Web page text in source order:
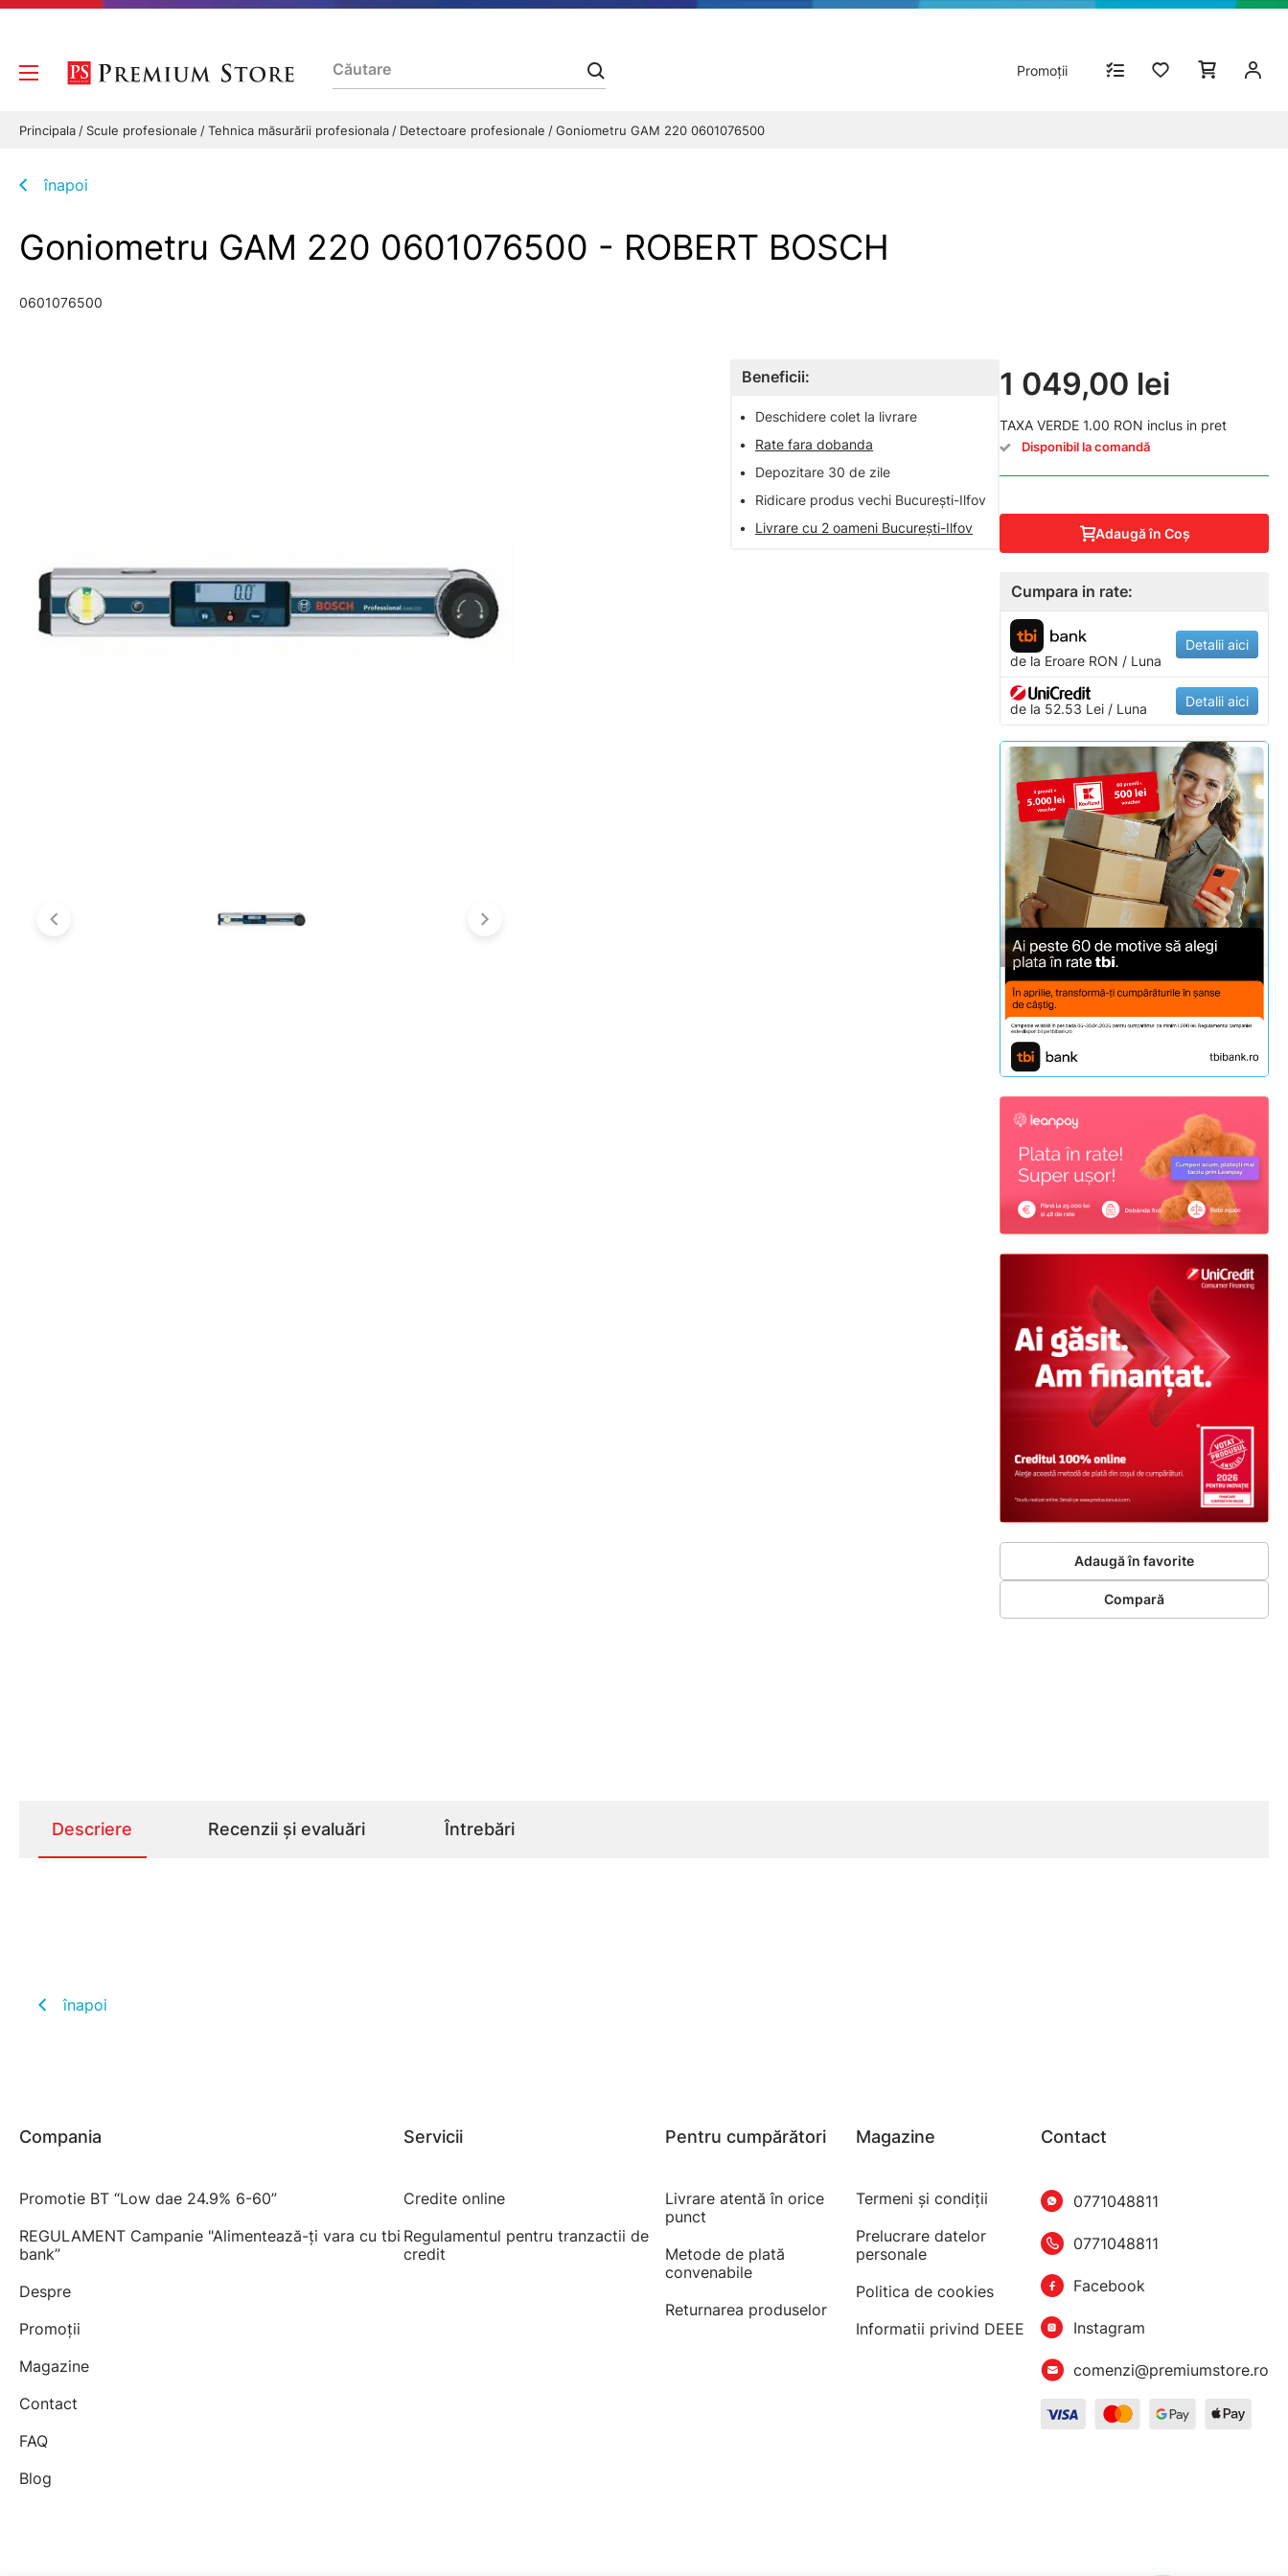
Promoții
Principala Scule profesionale Tehnica măsurării profesionala Detectoare profesionale Goniometru GAM 220 0601076500
înapoi
Goniometru GAM 220 0601076500 - ROBERT BOSCH
0601076500
Beneficii:
•
Deschidere colet la livrare
•
Rate fara dobanda
•
Depozitare 30 de zile
•
Ridicare produs vechi București-Ilfov
•
Livrare cu 2 oameni București-Ilfov
1 049,00 lei
TAXA VERDE 1.00 RON inclus in pret
Disponibil la comandă
Adaugă în Coş
Cumpara in rate:
de la Eroare RON / Luna
Detalii aici
de la 52.53 Lei / Luna Detalii aici
Adaugă în favorite
Compară
Descriere Recenzii și evaluări Întrebări
înapoi
Compania
Promotie BT “Low dae 24.9% 6-60”
REGULAMENT Campanie "Alimentează-ți vara cu tbi
bank”
Despre
Promoții
Magazine
Contact
FAQ
Blog
Servicii
Credite online
Regulamentul pentru tranzactii de
credit
Pentru cumpărători
Livrare atentă în orice
punct
Metode de plată
convenabile
Returnarea produselor
Magazine
Termeni şi condiţii
Prelucrare datelor
personale
Politica de cookies
Informatii privind DEEE
Contact
0771048811
0771048811
Facebook
Instagram
comenzi@premiumstore.ro